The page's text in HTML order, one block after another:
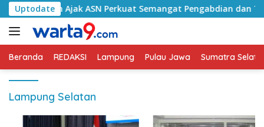
Langsung
ke
konten
Uptodate
Ajak ASN Perkuat Semangat Pengabdian dan Tingkatkan
Beranda REDAKSI Lampung Pulau Jawa Sumatra
Lampung Selatan